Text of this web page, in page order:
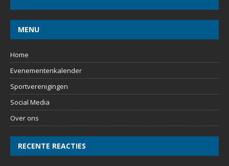
MENU
Home
Evenementenkalender
Sportverenigingen
Social Media
Over ons
RECENTE REACTIES